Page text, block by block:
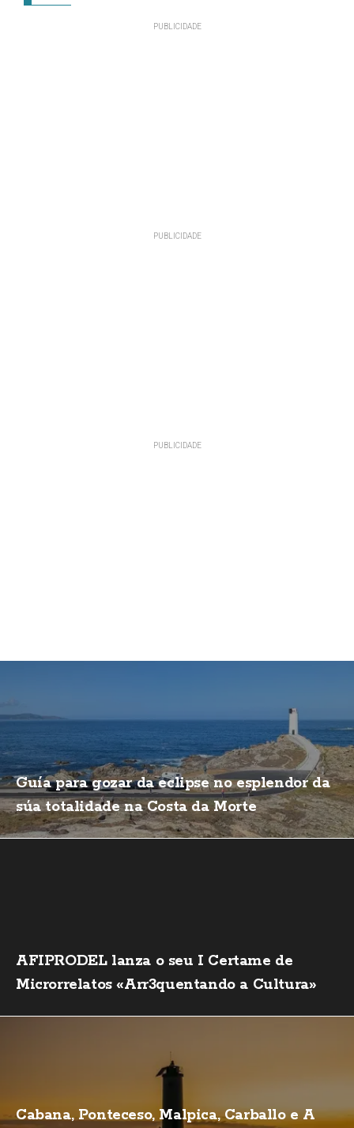
Guía para gozar da eclipse no esplendor da
súa totalidade na Costa da Morte
AFIPRODEL lanza o seu I Certame de
Microrrelatos «Arr3quentando a Cultura»
Cabana, Ponteceso, Malpica, Carballo e A